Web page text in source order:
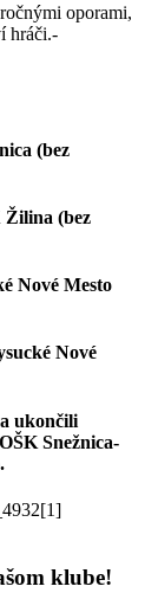
oporami,
hráči.-
(bez
(bez
Nové Mesto
Nové
ukončili
Snežnica-
klube!